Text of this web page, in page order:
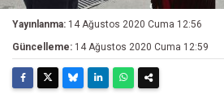
Yayınlanma: 14 Ağustos 2020 Cuma 12:56
Güncelleme: 14 Ağustos 2020 Cuma 12:59